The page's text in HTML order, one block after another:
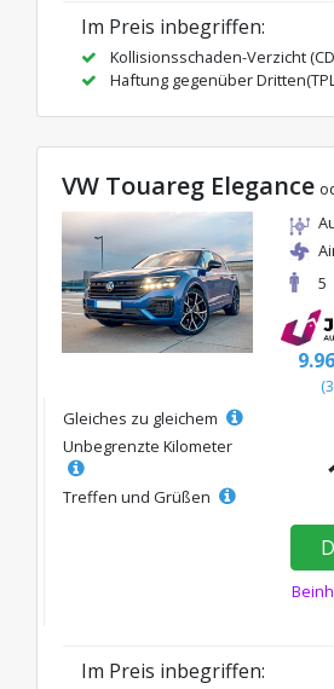
Im Preis inbegriffen:
Kollisionsschaden-Verzicht
Haftung gegenüber
VW Touareg Elegance
5
9.96
Gleiches zu gleichem
Unbegrenzte Kilometer
Treffen und Grüßen
Im Preis inbegriffen: